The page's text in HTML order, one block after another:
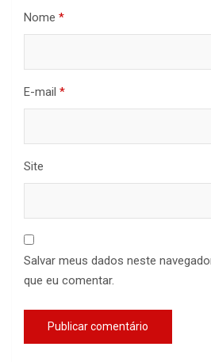
Nome *
E-mail *
Site
Salvar meus dados neste
que eu comentar.